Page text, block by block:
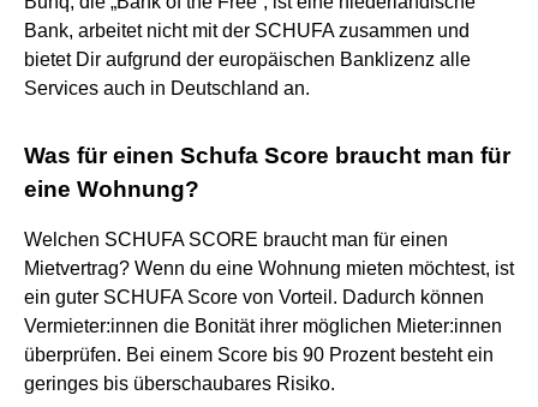
Bank, arbeitet nicht mit der SCHUFA zusammen und
bietet Dir aufgrund der europäischen Banklizenz alle
Services auch in Deutschland an.
Was für einen Schufa Score braucht man für
eine Wohnung?
Welchen SCHUFA SCORE braucht man für einen
Mietvertrag? Wenn du eine Wohnung mieten möchtest, ist
ein guter SCHUFA Score von Vorteil. Dadurch können
Vermieter:innen die Bonität ihrer möglichen Mieter:innen
überprüfen. Bei einem Score bis 90 Prozent besteht ein
geringes bis überschaubares Risiko.